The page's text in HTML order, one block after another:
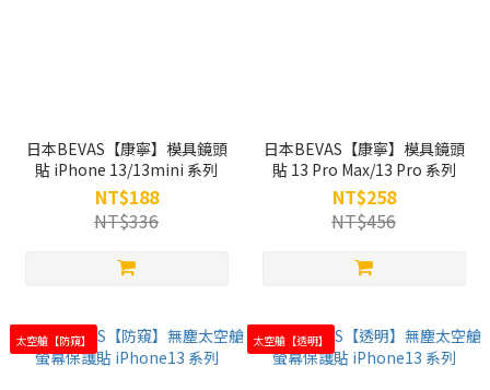
日本BEVAS【康寧】模具鏡頭
貼 iPhone 13/13mini 系列
NT$188
NT$336
日本BEVAS【康寧】模具鏡頭
貼 13 Pro Max/13 Pro 系列
NT$258
NT$456
太空艙【防窺】 太空艙【透明】